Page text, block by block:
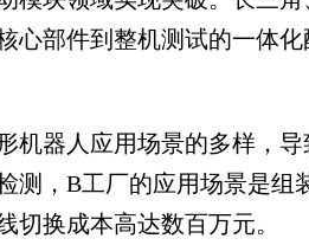
心部件到整机测试的一体
器人应用场景的多样，导
测，B工厂的应用场景是组
切换成本高达数百万元。